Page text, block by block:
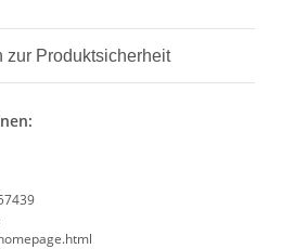
zur Produktsicherheit